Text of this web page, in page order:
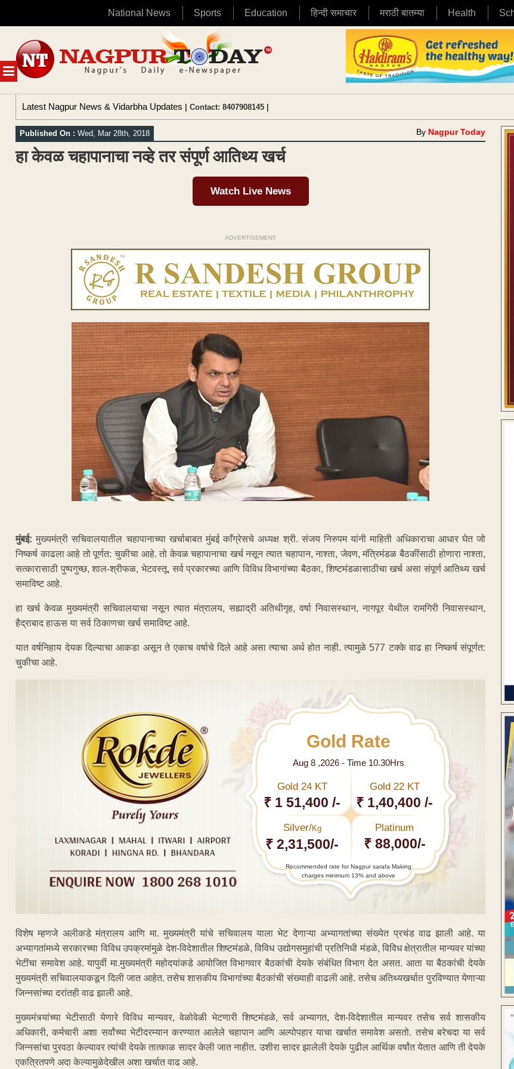
National News Sports Education हिन्दी समाचार मराठी बातम्या Health
MENU
content
Latest Nagpur News & Vidarbha Updates | Contact: 8407908145 |
Published On : Wed, Mar 28th, 2018 By Nagpur Today
हा केवळ चहापानाचा नव्हे तर संपूर्ण आतिथ्य खर्च
Watch Live News
ADVERTISEMENT
मुंबई: मुख्यमंत्री सचिवालयातील चहापानाच्या खर्चाबाबत मुंबई काँग्रेसचे अध्यक्ष श्री. संजय निरुपम यांनी माहिती अधिकाराचा आधार घेत जो
निष्कर्ष काढला आहे तो पूर्णत: चुकीचा आहे. तो केवळ चहापानाचा खर्च नसून त्यात चहापान, नाश्ता, जेवण, मंत्रिमंडळ बैठकींसाठी होणारा नाश्ता,
सत्कारासाठी पुष्पगुच्छ, शाल-श्रीफळ, भेटवस्तू, सर्व प्रकारच्या आणि विविध विभागांच्या बैठका, शिष्टमंडळासाठीचा खर्च असा संपूर्ण आतिथ्य खर्च
समाविष्ट आहे.
हा खर्च केवळ मुख्यमंत्री सचिवालयाचा नसून त्यात मंत्रालय, सह्याद्री अतिथीगृह, वर्षा निवासस्थान, नागपूर येथील रामगिरी निवासस्थान,
हैद्राबाद हाऊस या सर्व ठिकाणचा खर्च समाविष्ट आहे.
यात वर्षनिहाय देयक दिल्याचा आकडा असून ते एकाच वर्षाचे दिले आहे असा त्याचा अर्थ होत नाही. त्यामुळे 577 टक्के वाढ हा निष्कर्ष संपूर्णत:
चुकीचा आहे.
Gold Rate
Aug 8 ,2026 - Time 10.30Hrs
Gold 24 KT
₹ 1 51,400 /-
Gold 22 KT
₹ 1,40,400 /-
Silver/Kg
₹ 2,31,500/-
Platinum
₹ 88,000/-
Recommended rate for Nagpur sarafa Making
charges minimum 13% and above
विशेष म्हणजे अलीकडे मंत्रालय आणि मा. मुख्यमंत्री यांचे सचिवालय याला भेट देणाऱ्या अभ्यागतांच्या संख्येत प्रचंड वाढ झाली आहे. या
अभ्यागतांमध्ये सरकारच्या विविध उपक्रमांमुळे देश-विदेशातील शिष्टमंडळे, विविध उद्योगसमुहांची प्रतिनिधी मंडळे, विविध क्षेत्रातील मान्यवर यांच्या
भेटींचा समावेश आहे. यापुर्वी मा.मुख्यमंत्री महोदयांकडे आयोजित विभागवार बैठकांची देयके संबंधित विभाग देत असत. आता या बैठकांची देयके
मुख्यमंत्री सचिवालयाकडून दिली जात आहेत. तसेच शासकीय विभागांच्या बैठकांची संख्याही वाढली आहे. तसेच अतिथ्यखर्चात पुरविण्यात येणाऱ्या
जिन्नसांच्या दरांतही वाढ झाली आहे.
मुख्यमंत्र्यांच्या भेटीसाठी येणारे विविध मान्यवर, वेळोवेळी भेटणारी शिष्टमंडळे, सर्व अभ्यागत, देश-विदेशातील मान्यवर तसेच सर्व शासकीय
अधिकारी, कर्मचारी अशा सर्वांच्या भेटीदरम्यान करण्यात आलेले चहापान आणि अल्पोपहार याचा खर्चात समावेश असतो. तसेच बरेचदा या सर्व
जिन्नसांचा पुरवठा केल्यावर त्यांची देयके तात्काळ सादर केली जात नाहीत. उशीरा सादर झालेली देयके पुढील आर्थिक वर्षांत येतात आणि ती देयके
एकत्रितपणे अदा केल्यामुळेदेखील अशा खर्चात वाढ आहे.